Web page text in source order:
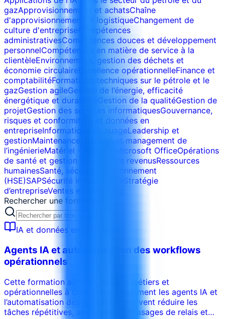
gazApprovisionnement et achatsChaîne
d'approvisionnement et logistiqueChangement de
culture d'entreprise Compétences
administrativesCompétences douces et développement
personnelCompétences en matière de service à la
clientèleEnvironnement, gestion des déchets et
économie circulaire Excellence opérationnelleFinance et
comptabilitéFormations techniques sur le pétrole et le
gazGestion agileGestion de l’énergie, efficacité
énergétique et durabilité
Gestion de la qualitéGestion de
projetGestion des services informatiquesGouvernance,
risques et conformité
IA et données en
entrepriseInformatique en nuageLeadership et
gestionMaintenance, fiabilité et management de
l’ingénierieMatériel - Réseaux Microsoft OfficeOpérations
de santé et gestion du cycle de revenusRessources
humainesSanté, sécurité, environnement
(HSE)SAPSécurité informatique
Stratégie
d’entrepriseVentes et marketing
Rechercher une formation
IA et données en entreprise
Agents IA et automatisation des workflows
opérationnels
Cette formation aide les équipes métiers et
opérationnelles à comprendre comment les agents IA et
l’automatisation des workflows peuvent réduire les
tâches répétitives, améliorer les passages de relais et